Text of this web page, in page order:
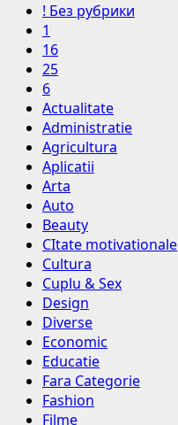
! Без рубрики
1
16
25
6
Actualitate
Administratie
Agricultura
Aplicatii
Arta
Auto
Beauty
CItate motivationale
Cultura
Cuplu & Sex
Design
Diverse
Economic
Educatie
Fara Categorie
Fashion
Filme